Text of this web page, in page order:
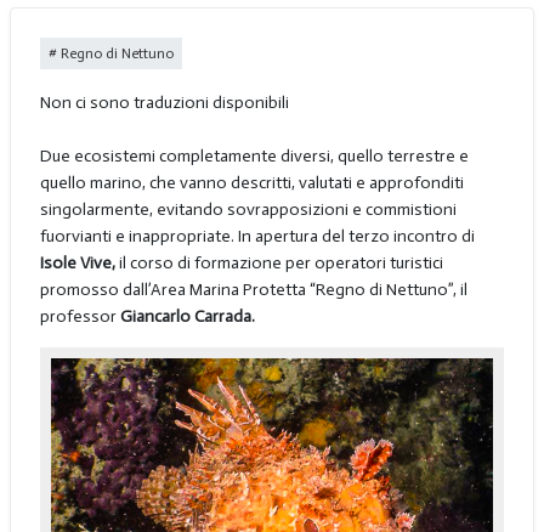
Regno di Nettuno
Non ci sono traduzioni disponibili
Due ecosistemi completamente diversi, quello terrestre e
quello marino, che vanno descritti, valutati e approfonditi
singolarmente, evitando sovrapposizioni e commistioni
fuorvianti e inappropriate. In apertura del terzo incontro di
Isole Vive,il corso di formazione per operatori turistici
promosso dall’Area Marina Protetta “Regno di Nettuno”, il
professorGiancarlo Carrada.